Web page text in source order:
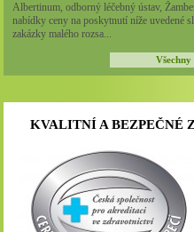
Albertinum, odborný léčebný ústav,
nabídky ceny na poskytnutí níže uvedené
zakázky malého rozsa...
KVALITNÍ A BEZPEČNÉ